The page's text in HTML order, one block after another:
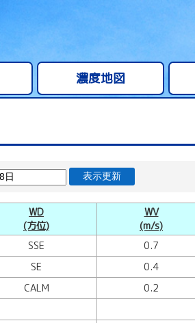
濃度地図
表示更新
WD
(方位)
WV
(m/s)
SSE 0.7
SE 0.4
CALM 0.2